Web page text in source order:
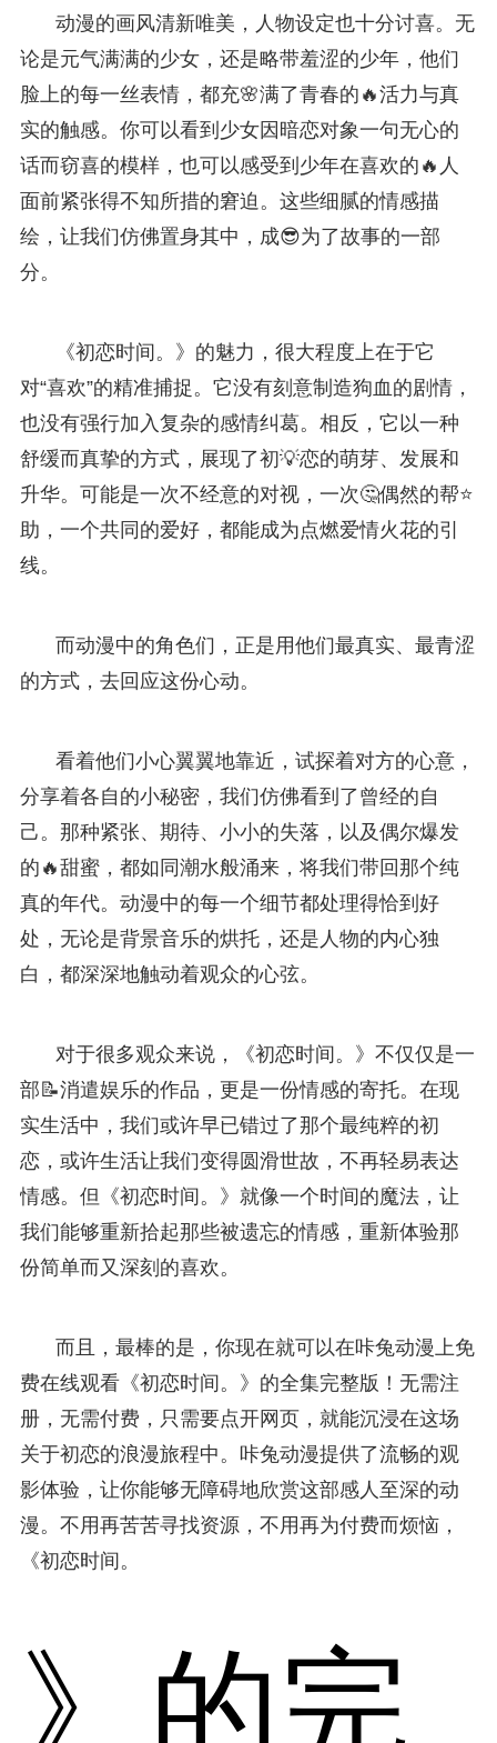
动漫的画风清新唯美，人物设定也十分讨喜。无
论是元气满满的少女，还是略带羞涩的少年，他们
脸上的每一丝表情，都充🌸满了青春的🔥活力与真
实的触感。你可以看到少女因暗恋对象一句无心的
话而窃喜的模样，也可以感受到少年在喜欢的🔥人
面前紧张得不知所措的窘迫。这些细腻的情感描
绘，让我们仿佛置身其中，成😎为了故事的一部
分。
《初恋时间。》的魅力，很大程度上在于它
对“喜欢”的精准捕捉。它没有刻意制造狗血的剧情，
也没有强行加入复杂的感情纠葛。相反，它以一种
舒缓而真挚的方式，展现了初💡恋的萌芽、发展和
升华。可能是一次不经意的对视，一次🤔偶然的帮⭐
助，一个共同的爱好，都能成为点燃爱情火花的引
线。
而动漫中的角色们，正是用他们最真实、最青涩
的方式，去回应这份心动。
看着他们小心翼翼地靠近，试探着对方的心意，
分享着各自的小秘密，我们仿佛看到了曾经的自
己。那种紧张、期待、小小的失落，以及偶尔爆发
的🔥甜蜜，都如同潮水般涌来，将我们带回那个纯
真的年代。动漫中的每一个细节都处理得恰到好
处，无论是背景音乐的烘托，还是人物的内心独
白，都深深地触动着观众的心弦。
对于很多观众来说，《初恋时间。》不仅仅是一
部📝消遣娱乐的作品，更是一份情感的寄托。在现
实生活中，我们或许早已错过了那个最纯粹的初
恋，或许生活让我们变得圆滑世故，不再轻易表达
情感。但《初恋时间。》就像一个时间的魔法，让
我们能够重新拾起那些被遗忘的情感，重新体验那
份简单而又深刻的喜欢。
而且，最棒的是，你现在就可以在咔兔动漫上免
费在线观看《初恋时间。》的全集完整版！无需注
册，无需付费，只需要点开网页，就能沉浸在这场
关于初恋的浪漫旅程中。咔兔动漫提供了流畅的观
影体验，让你能够无障碍地欣赏这部感人至深的动
漫。不用再苦苦寻找资源，不用再为付费而烦恼，
《初恋时间。
》的完